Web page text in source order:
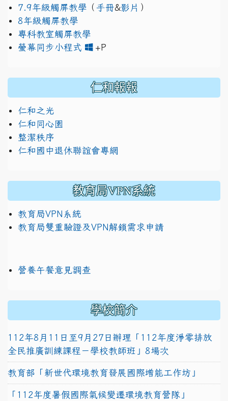
7.9年級觸屏教學 （ 手冊&影片 ）
8年級觸屏教學
專科教室觸屏教學
螢幕同步小程式
+P
仁和報報
仁和之光
仁和同心園
整潔秩序
仁和國中退休聯誼會專網
教育局VPN系統
教育局VPN系統
教育局雙重驗證及VPN解鎖需求申請
營養午餐意見調查
學校簡介
112年8月11日至9月27日辦理「112年度淨零排放
全民推廣訓練課程－學校教師班」8場次
教育部「新世代環境教育發展國際增能工作坊」
「112年度暑假國際氣候變遷環境教育營隊」